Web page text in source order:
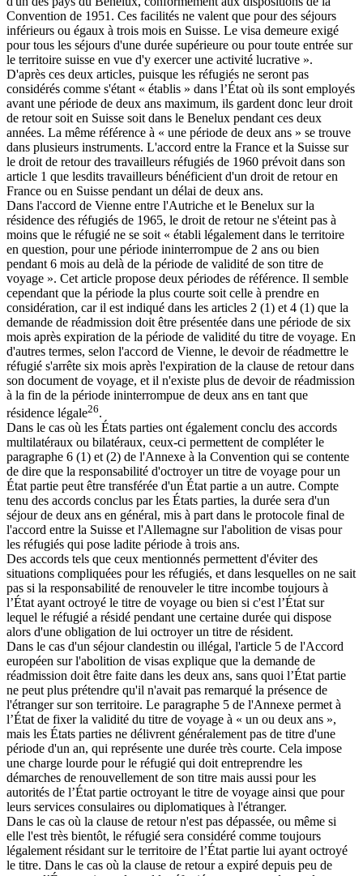
Convention de 1951. Ces facilités ne valent que pour des séjours
inférieurs ou égaux à trois mois en Suisse. Le visa demeure exigé
pour tous les séjours d'une durée supérieure ou pour toute entrée sur
le territoire suisse en vue d'y exercer une activité lucrative ».
D'après ces deux articles, puisque les réfugiés ne seront pas
considérés comme s'étant « établis » dans l’État où ils sont employés
avant une période de deux ans maximum, ils gardent donc leur droit
de retour soit en Suisse soit dans le Benelux pendant ces deux
années. La même référence à « une période de deux ans » se trouve
dans plusieurs instruments. L'accord entre la France et la Suisse sur
le droit de retour des travailleurs réfugiés de 1960 prévoit dans son
article 1 que lesdits travailleurs bénéficient d'un droit de retour en
France ou en Suisse pendant un délai de deux ans.
Dans l'accord de Vienne entre l'Autriche et le Benelux sur la
résidence des réfugiés de 1965, le droit de retour ne s'éteint pas à
moins que le réfugié ne se soit « établi légalement dans le territoire
en question, pour une période ininterrompue de 2 ans ou bien
pendant 6 mois au delà de la période de validité de son titre de
voyage ». Cet article propose deux périodes de référence. Il semble
cependant que la période la plus courte soit celle à prendre en
considération, car il est indiqué dans les articles 2 (1) et 4 (1) que la
demande de réadmission doit être présentée dans une période de six
mois après expiration de la période de validité du titre de voyage. En
d'autres termes, selon l'accord de Vienne, le devoir de réadmettre le
réfugié s'arrête six mois après l'expiration de la clause de retour dans
son document de voyage, et il n'existe plus de devoir de réadmission
à la fin de la période ininterrompue de deux ans en tant que
résidence légale26.
Dans le cas où les États parties ont également conclu des accords
multilatéraux ou bilatéraux, ceux-ci permettent de compléter le
paragraphe 6 (1) et (2) de l'Annexe à la Convention qui se contente
de dire que la responsabilité d'octroyer un titre de voyage pour un
État partie peut être transférée d'un État partie a un autre. Compte
tenu des accords conclus par les États parties, la durée sera d'un
séjour de deux ans en général, mis à part dans le protocole final de
l'accord entre la Suisse et l'Allemagne sur l'abolition de visas pour
les réfugiés qui pose ladite période à trois ans.
Des accords tels que ceux mentionnés permettent d'éviter des
situations compliquées pour les réfugiés, et dans lesquelles on ne sait
pas si la responsabilité de renouveler le titre incombe toujours à
l’État ayant octroyé le titre de voyage ou bien si c'est l’État sur
lequel le réfugié a résidé pendant une certaine durée qui dispose
alors d'une obligation de lui octroyer un titre de résident.
Dans le cas d'un séjour clandestin ou illégal, l'article 5 de l'Accord
européen sur l'abolition de visas explique que la demande de
réadmission doit être faite dans les deux ans, sans quoi l’État partie
ne peut plus prétendre qu'il n'avait pas remarqué la présence de
l'étranger sur son territoire. Le paragraphe 5 de l'Annexe permet à
l’État de fixer la validité du titre de voyage à « un ou deux ans »,
mais les États parties ne délivrent généralement pas de titre d'une
période d'un an, qui représente une durée très courte. Cela impose
une charge lourde pour le réfugié qui doit entreprendre les
démarches de renouvellement de son titre mais aussi pour les
autorités de l’État partie octroyant le titre de voyage ainsi que pour
leurs services consulaires ou diplomatiques à l'étranger.
Dans le cas où la clause de retour n'est pas dépassée, ou même si
elle l'est très bientôt, le réfugié sera considéré comme toujours
légalement résidant sur le territoire de l’État partie lui ayant octroyé
le titre. Dans le cas où la clause de retour a expiré depuis peu de